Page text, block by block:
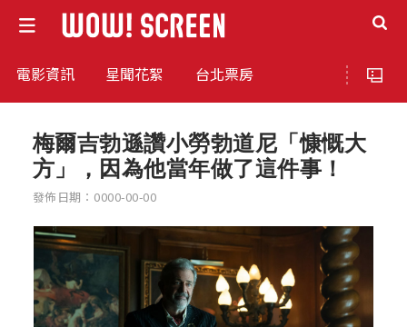
電影資訊 星聞花絮 台北票房
梅爾吉勃遜讚小勞勃道尼「慷慨大
方」，因為他當年做了這件事！
發佈日期：0000-00-00